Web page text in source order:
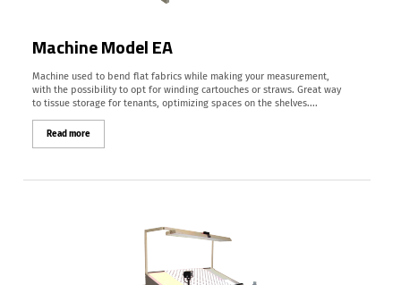
Machine Model EA
Machine used to bend flat fabrics while making your measurement,
with the possibility to opt for winding cartouches or straws. Great way
to tissue storage for tenants, optimizing spaces on the shelves....
Read more